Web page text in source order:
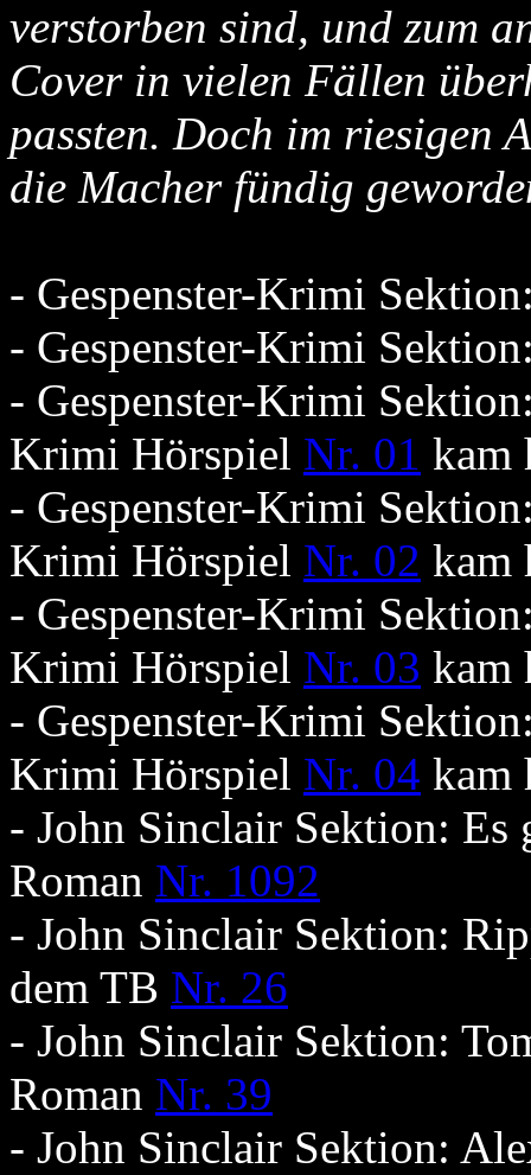
verstorben sind, und zum
Cover in vielen Fällen
passten. Doch im riesigen
die Macher fündig
- Gespenster-Krimi
- Gespenster-Krimi
- Gespenster-Krimi
Krimi Hörspiel Nr. 01 kam
- Gespenster-Krimi
Krimi Hörspiel Nr. 02 kam
- Gespenster-Krimi
Krimi Hörspiel Nr. 03 kam
- Gespenster-Krimi
Krimi Hörspiel Nr. 04 kam
- John Sinclair Sektion: Es
Roman Nr. 1092
- John Sinclair Sektion:
dem TB Nr. 26
- John Sinclair Sektion:
Roman Nr. 39
- John Sinclair Sektion: